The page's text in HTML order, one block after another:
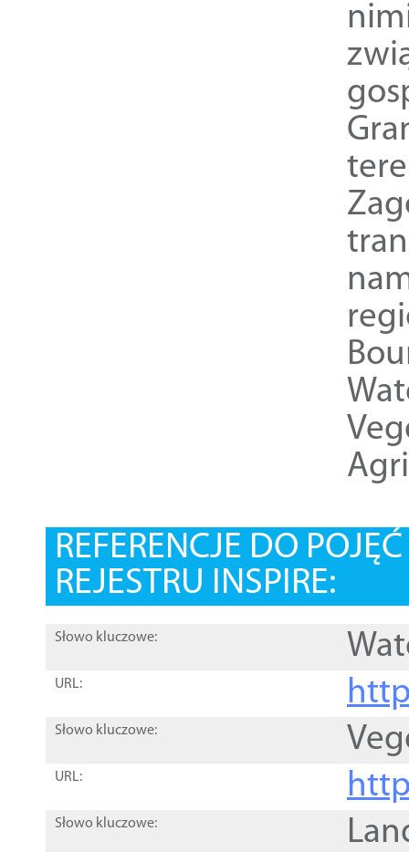
REFERENCJE DO
REJESTRU INSPIRE:
Słowo kluczowe:
URL:
Słowo kluczowe:
URL:
Słowo kluczowe: